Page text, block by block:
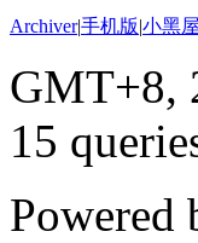
Archiver|手机版|小黑屋
GMT+8,
15
Powered